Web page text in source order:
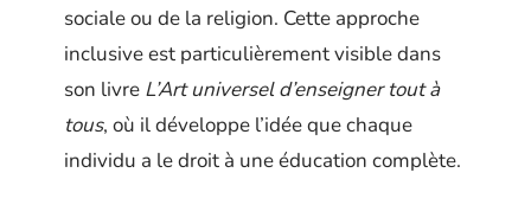
sociale ou de la religion. Cette approche
inclusive est particulièrement visible dans
son livre L’Art universel d’enseigner tout à
tous, où il développe l’idée que chaque
individu a le droit à une éducation complète.